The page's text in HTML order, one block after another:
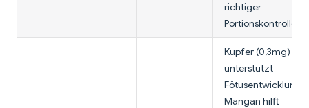
richtiger
Portionskontrolle
Kupfer (0,3mg)
unterstützt
Fötusentwicklung;
Mangan hilft